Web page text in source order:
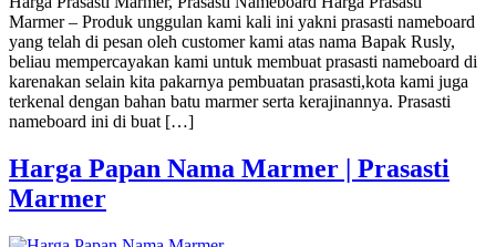
Marmer – Produk unggulan kami kali ini yakni prasasti nameboard
yang telah di pesan oleh customer kami atas nama Bapak Rusly,
beliau mempercayakan kami untuk membuat prasasti nameboard di
karenakan selain kita pakarnya pembuatan prasasti,kota kami juga
terkenal dengan bahan batu marmer serta kerajinannya. Prasasti
nameboard ini di buat […]
Harga Papan Nama Marmer | Prasasti
Marmer